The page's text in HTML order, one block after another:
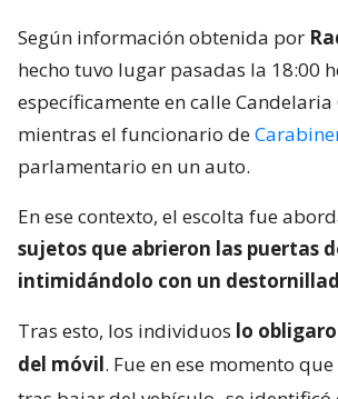
Según información obtenida por
hecho tuvo lugar pasadas la 18:00
específicamente en calle Candelaria
mientras el funcionario de
parlamentario en un auto.
En ese contexto, el escolta fue
sujetos que abrieron las puertas
intimidándolo con un
Tras esto, los individuos lo
del móvil. Fue en ese momento que